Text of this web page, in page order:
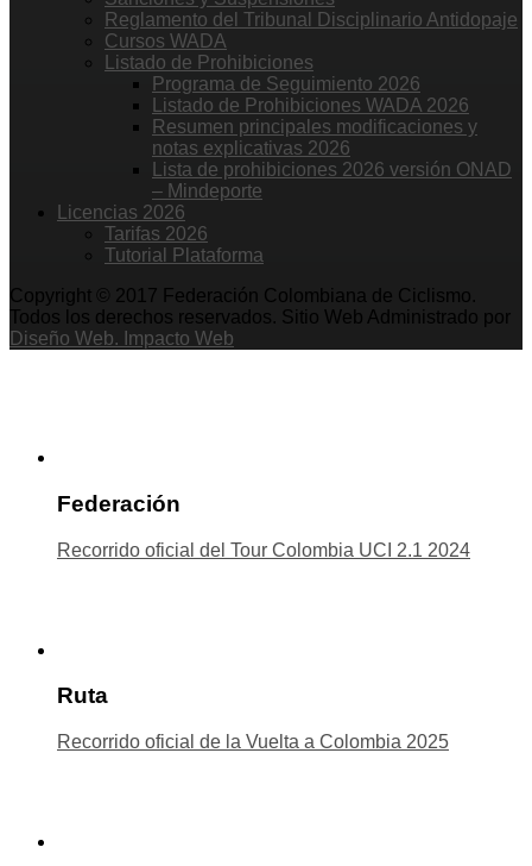
Reglamento del Tribunal Disciplinario Antidopaje
Cursos WADA
Listado de Prohibiciones
Programa de Seguimiento 2026
Listado de Prohibiciones WADA 2026
Resumen principales modificaciones y
notas explicativas 2026
Lista de prohibiciones 2026 versión ONAD
– Mindeporte
Licencias 2026
Tarifas 2026
Tutorial Plataforma
Copyright © 2017 Federación Colombiana de Ciclismo.
Todos los derechos reservados. Sitio Web Administrado por
Diseño Web. Impacto Web
Federación
Recorrido oficial del Tour Colombia UCI 2.1 2024
Ruta
Recorrido oficial de la Vuelta a Colombia 2025